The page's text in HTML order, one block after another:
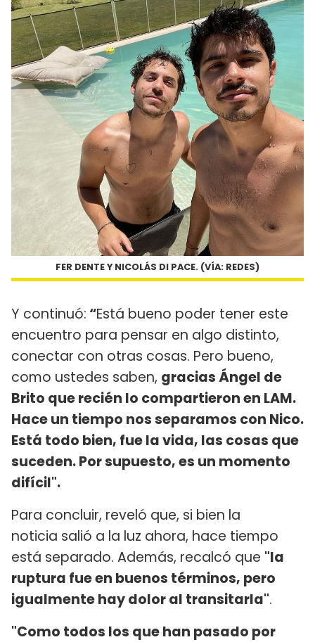
FER DENTE Y NICOLÁS DI PACE. (VÍA: REDES)
Y continuó: “Está bueno poder tener este
encuentro para pensar en algo distinto,
conectar con otras cosas. Pero bueno,
como ustedes saben, gracias Ángel de
Brito que recién lo compartieron en LAM.
Hace un tiempo nos separamos con Nico.
Está todo bien, fue la vida, las cosas que
suceden. Por supuesto, es un momento
difícil".
Para concluir, reveló que, si bien la
noticia salió a la luz ahora, hace tiempo
está separado. Además, recalcó que "la
ruptura fue en buenos términos, pero
igualmente hay dolor al transitarla".
"Como todos los que han pasado por